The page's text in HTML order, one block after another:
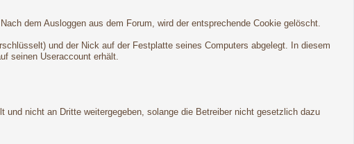
dem Ausloggen aus dem Forum, wird der entsprechende Cookie gelöscht.
und der Nick auf der Festplatte seines Computers abgelegt. In diesem
seinen Useraccount erhält.
nicht an Dritte weitergegeben, solange die Betreiber nicht gesetzlich dazu